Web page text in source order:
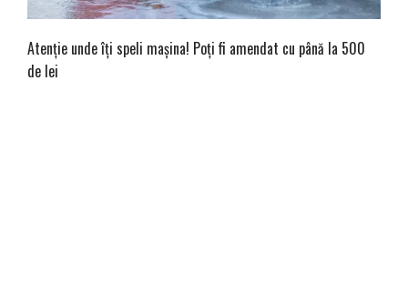
Atenție unde îți speli mașina! Poți fi amendat cu până la 500
de lei